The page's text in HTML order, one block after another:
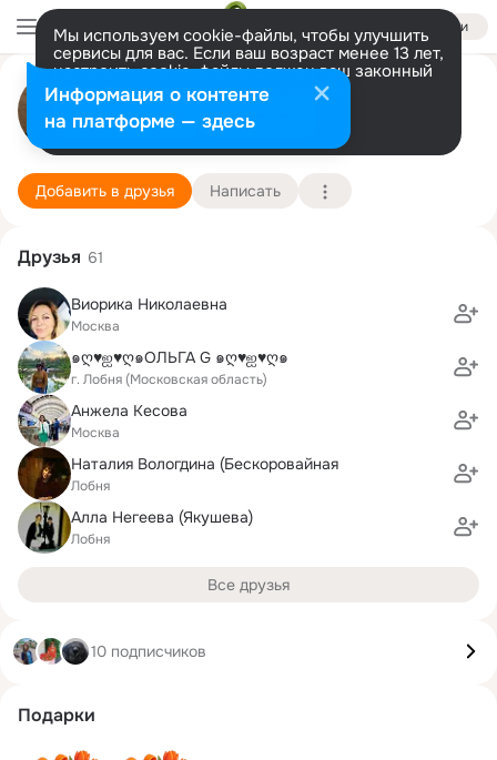
Войти
Мы используем cookie-файлы, чтобы улучшить
сервисы для вас. Если ваш возраст менее 13 лет,
настроить cookie-файлы должен ваш законный
представитель. Больше информации
Разрешить все Настроить
Татьяна (Белова)
лобня 9 июня (53 года)
Подробнее
Добавить в друзья Написать
Друзья 61
Виорика Николаевна
Москва
๑ღ♥ஐ♥ღ๑ОЛЬГА G ๑ღ♥ஐ♥ღ๑
г. Лобня (Московская область)
Анжела Кесова
Москва
Наталия Вологдина (Бескоровайная
Лобня
Алла Негеева (Якушева)
Лобня
Все друзья
10 подписчиков
Подарки
Информация о контенте
на платформе — здесь